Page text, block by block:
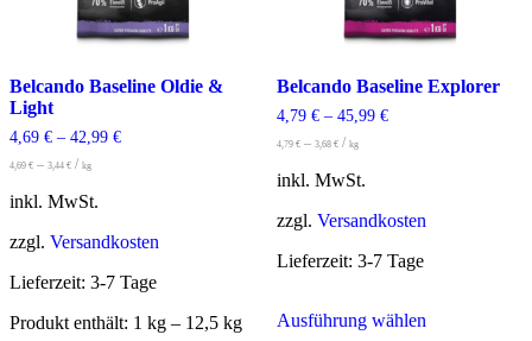
Belcando Baseline Oldie &
Light
4,69 € – 42,99 €
4,69 € – 3,44 € / kg
inkl. MwSt.
zzgl. Versandkosten
Lieferzeit: 3-7 Tage
Produkt enthält: 1 kg – 12,5 kg
Belcando Baseline Explorer
4,79 €– 45,99 €
4,79 €– 3,68 €/ kg
inkl. MwSt.
zzgl. Versandkosten
Lieferzeit: 3-7 Tage
Ausführung wählenProdukt